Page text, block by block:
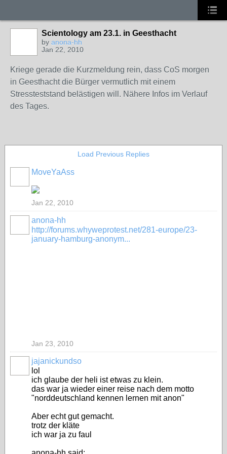
Scientology am 23.1. in Geesthacht
by anona-hh
Jan 22, 2010
Kriege gerade die Kurzmeldung rein, dass CoS morgen
in Geesthacht die Bürger vermutlich mit einem
Stressteststand belästigen will. Nähere Infos im Verlauf
des Tages.
Load Previous Replies
MoveYaAss
Jan 22, 2010
anona-hh
http://forums.whyweprotest.net/281-europe/23-
january-hamburg-anonym...
Jan 23, 2010
jajanickundso
lol
ich glaube der heli ist etwas zu klein.
das war ja wieder einer reise nach dem motto
"norddeutschland kennen lernen mit anon"
Aber echt gut gemacht.
trotz der kläte
ich war ja zu faul